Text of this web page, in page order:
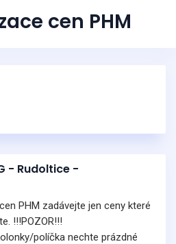
cen PHM
- Rudoltice -
PHM zadávejte jen ceny které
!!!POZOR!!!
políčka nechte prázdné